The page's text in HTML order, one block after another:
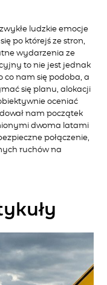
ludzkie emocje
po którejś ze stron,
wydarzenia ze
to nie jest jednak
co nam się podoba, a
się planu, alokacji
oceniać
nam początek
dwoma latami
połączenie,
ruchów na